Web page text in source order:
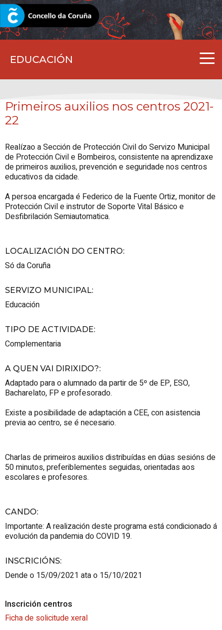
EDUCACIÓN
CORUNA.GAL
Primeiros auxilios nos centros 2021-
22
Realízao a Sección de Protección Civil do Servizo Municipal
de Protección Civil e Bombeiros, consistente na aprendizaxe
de primeiros auxilios, prevención e seguridade nos centros
educativos da cidade.
A persoa encargada é Federico de la Fuente Ortiz, monitor de
Protección Civil e instrutor de Soporte Vital Básico e
Desfibrilación Semiautomatica.
LOCALIZACIÓN DO CENTRO:
Só da Coruña
SERVIZO MUNICIPAL:
Educación
TIPO DE ACTIVIDADE:
Complementaria
A QUEN VAI DIRIXIDO?:
Adaptado para o alumnado da partir de 5º de EP, ESO,
Bacharelato, FP e profesorado.
Existe a posibilidade de adaptación a CEE, con asistencia
previa ao centro, se é necesario.
Charlas de primeiros auxilios distribuídas en dúas sesións de
50 minutos, preferiblementes seguidas, orientadas aos
escolares e profesores.
CANDO:
Importante: A realización deste programa está condicionado á
evolución da pandemia do COVID 19.
INSCRICIÓNS:
Dende o 15/09/2021 ata o 15/10/2021
Inscrición centros
Ficha de solicitude xeral